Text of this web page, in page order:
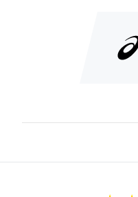
Blauw en oranje.